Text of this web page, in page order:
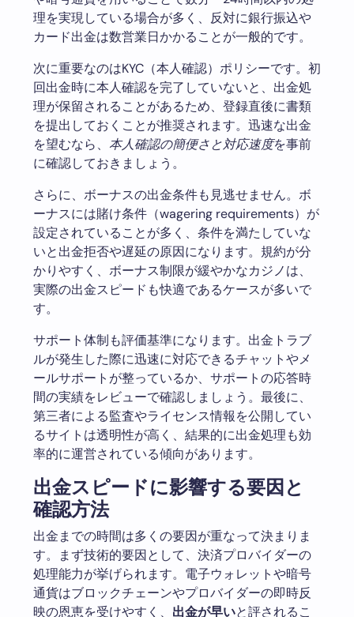
理を実現している場合が多く、反対に銀行振込や
カード出金は数営業日かかることが一般的です。
次に重要なのはKYC（本人確認）ポリシーです。初
回出金時に本人確認を完了していないと、出金処
理が保留されることがあるため、登録直後に書類
を提出しておくことが推奨されます。迅速な出金
を望むなら、 本人確認の簡便さと対応速度を事前
に確認しておきましょう。
さらに、ボーナスの出金条件も見逃せません。ボ
ーナスには賭け条件（wagering requirements）が
設定されていることが多く、条件を満たしていな
いと出金拒否や遅延の原因になります。規約が分
かりやすく、ボーナス制限が緩やかなカジノは、
実際の出金スピードも快適であるケースが多いで
す。
サポート体制も評価基準になります。出金トラブ
ルが発生した際に迅速に対応できるチャットやメ
ールサポートが整っているか、サポートの応答時
間の実績をレビューで確認しましょう。最後に、
第三者による監査やライセンス情報を公開してい
るサイトは透明性が高く、結果的に出金処理も効
率的に運営されている傾向があります。
出金スピードに影響する要因と
確認方法
出金までの時間は多くの要因が重なって決まりま
す。まず技術的要因として、決済プロバイダーの
処理能力が挙げられます。電子ウォレットや暗号
通貨はブロックチェーンやプロバイダーの即時反
映の恩恵を受けやすく、 出金が早いと評されるこ